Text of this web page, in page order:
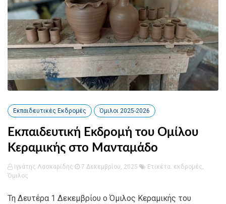
Εκπαιδευτικές Εκδρομές Όμιλοι 2025-2026
Εκπαιδευτική Εκδρομή του Ομίλου
Κεραμικής στο Μανταμάδο
Ιγνάτης Λασκαρίδης 7 Δεκεμβρίου, 2025 Ετικέτα: εκδρομές,
Όμιλος
Τη Δευτέρα 1 Δεκεμβρίου ο Όμιλος Κεραμικής του